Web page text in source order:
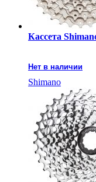
Кассета
Нет в наличии
Shimano